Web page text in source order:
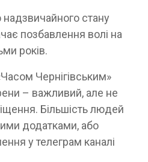
стану
позбавлення волі на
років.
Чернігівським»
– важливий, але не
Більшість людей
додатками, або
у телеграм каналі